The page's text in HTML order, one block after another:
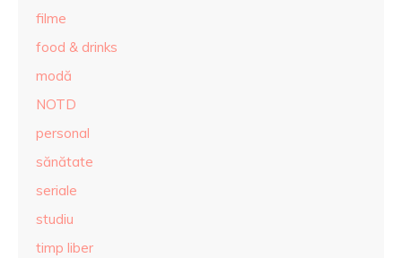
filme
food & drinks
modă
NOTD
personal
sănătate
seriale
studiu
timp liber